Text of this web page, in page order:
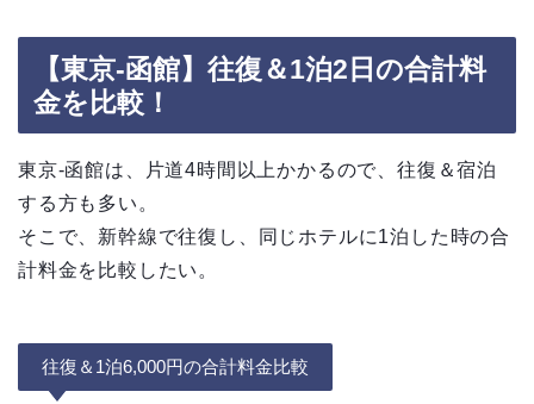
【東京-函館】往復＆1泊2日の合計料
金を比較！
東京-函館は、片道4時間以上かかるので、往復＆宿泊
する方も多い。
そこで、新幹線で往復し、同じホテルに1泊した時の合
計料金を比較したい。
往復＆1泊6,000円の合計料金比較